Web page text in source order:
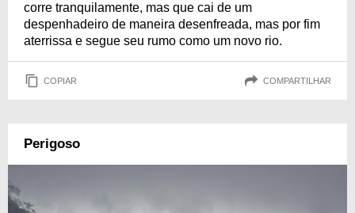
corre tranquilamente, mas que cai de um
despenhadeiro de maneira desenfreada, mas por fim
aterrissa e segue seu rumo como um novo rio.
COPIAR COMPARTILHAR
Perigoso